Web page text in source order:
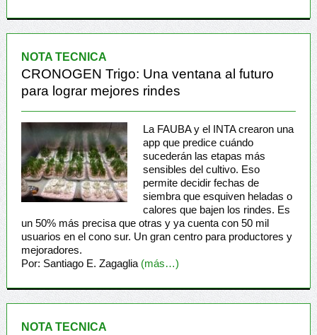
NOTA TECNICA
CRONOGEN Trigo: Una ventana al futuro
para lograr mejores rindes
La FAUBA y el INTA crearon una
app que predice cuándo
sucederán las etapas más
sensibles del cultivo. Eso
permite decidir fechas de
siembra que esquiven heladas o
calores que bajen los rindes. Es
un 50% más precisa que otras y ya cuenta con 50 mil
usuarios en el cono sur. Un gran centro para productores y
mejoradores.
Por: Santiago E. Zagaglia (más…)
NOTA TECNICA